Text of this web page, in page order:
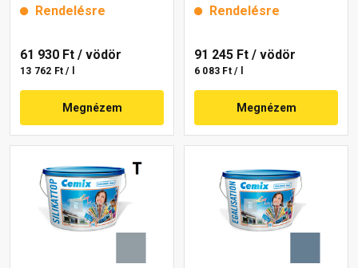
Rendelésre
61 930 Ft / vödör
13 762 Ft / l
Megnézem
Rendelésre
91 245 Ft / vödör
6 083 Ft / l
Megnézem